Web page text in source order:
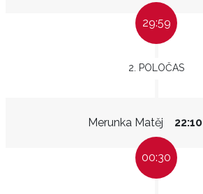
29:59
2. POLOČAS
Merunka Matěj 22:10
00:30